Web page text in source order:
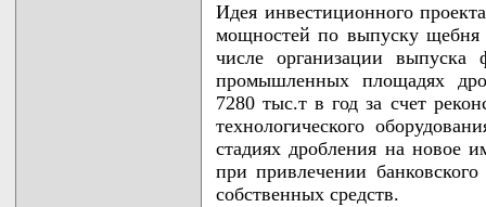
Идея инвестиционного
мощностей по выпуску
числе организации выпуска
промышленных площадях
7280 тыс.т в год за счет
технологического
стадиях дробления на новое
при привлечении
собственных средств.